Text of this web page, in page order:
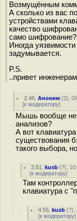
Возмущённым
А сколько из вас
устройствами
качество
само
Иногда
задумывается.
P.S.
..привет
2.46 ,Аноним (2),
[к модератору]
Мышь вообще не
анализов?
А вот
существования
такого выбора,
3.51 ,kusb (?),
[к модератору]
Там
клавиатура с
4.55 ,kusb (?),
[к модератору]